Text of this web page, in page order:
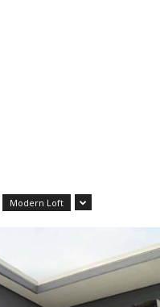
Modern Loft